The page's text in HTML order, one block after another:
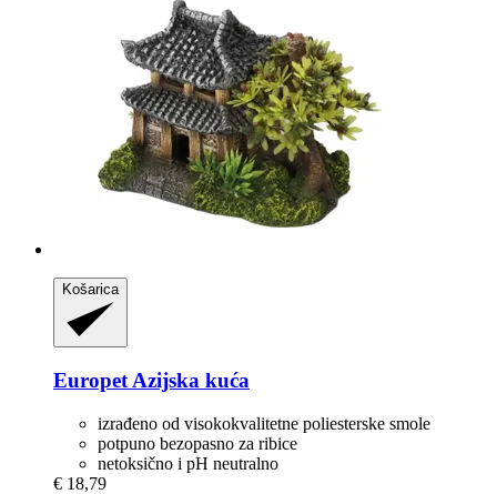
Košarica
Europet Azijska kuća
izrađeno od visokokvalitetne poliesterske smole
potpuno bezopasno za ribice
netoksično i pH neutralno
€ 18,79